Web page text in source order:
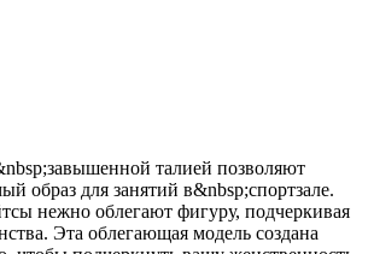
талией позволяют
образ для занятий в&nbsp;спортзале.
нежно облегают фигуру, подчеркивая
Эта облегающая модель создана